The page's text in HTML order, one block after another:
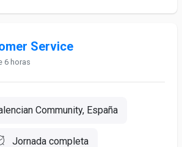
Service
6 horas
Community, España
Jornada completa